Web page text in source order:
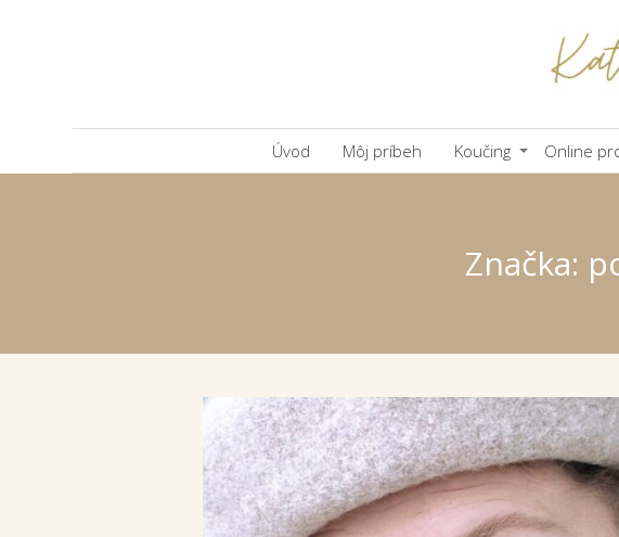
Úvod Môj príbeh Koučing Online
Značka: